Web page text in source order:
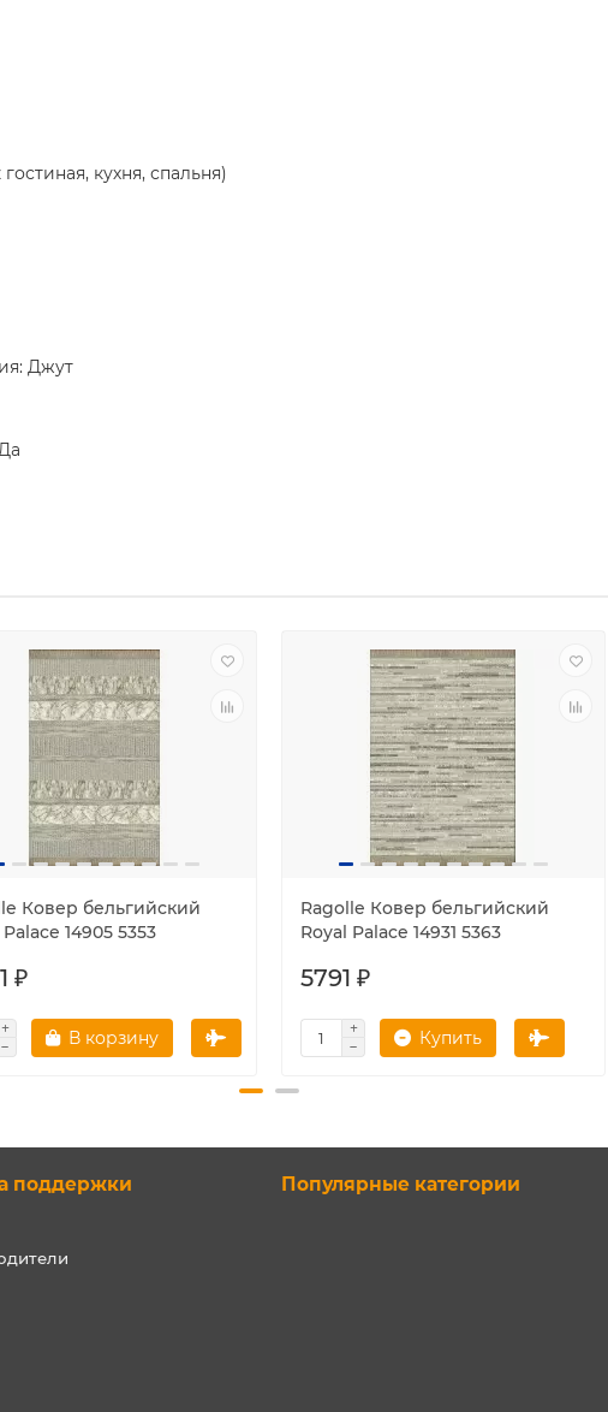
кухня, спальня)
Джут
Ковер бельгийский
14905 5353
₽
В корзину
Ragolle Ковер бельгийский
Royal Palace 14931 5363
5791 ₽
Купить
поддержки Популярные категории